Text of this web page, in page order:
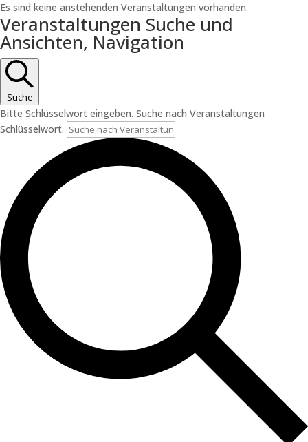
Es sind keine anstehenden Veranstaltungen vorhanden.
Veranstaltungen Suche und
Ansichten, Navigation
Suche
Bitte Schlüsselwort eingeben. Suche nach Veranstaltungen
Schlüsselwort.